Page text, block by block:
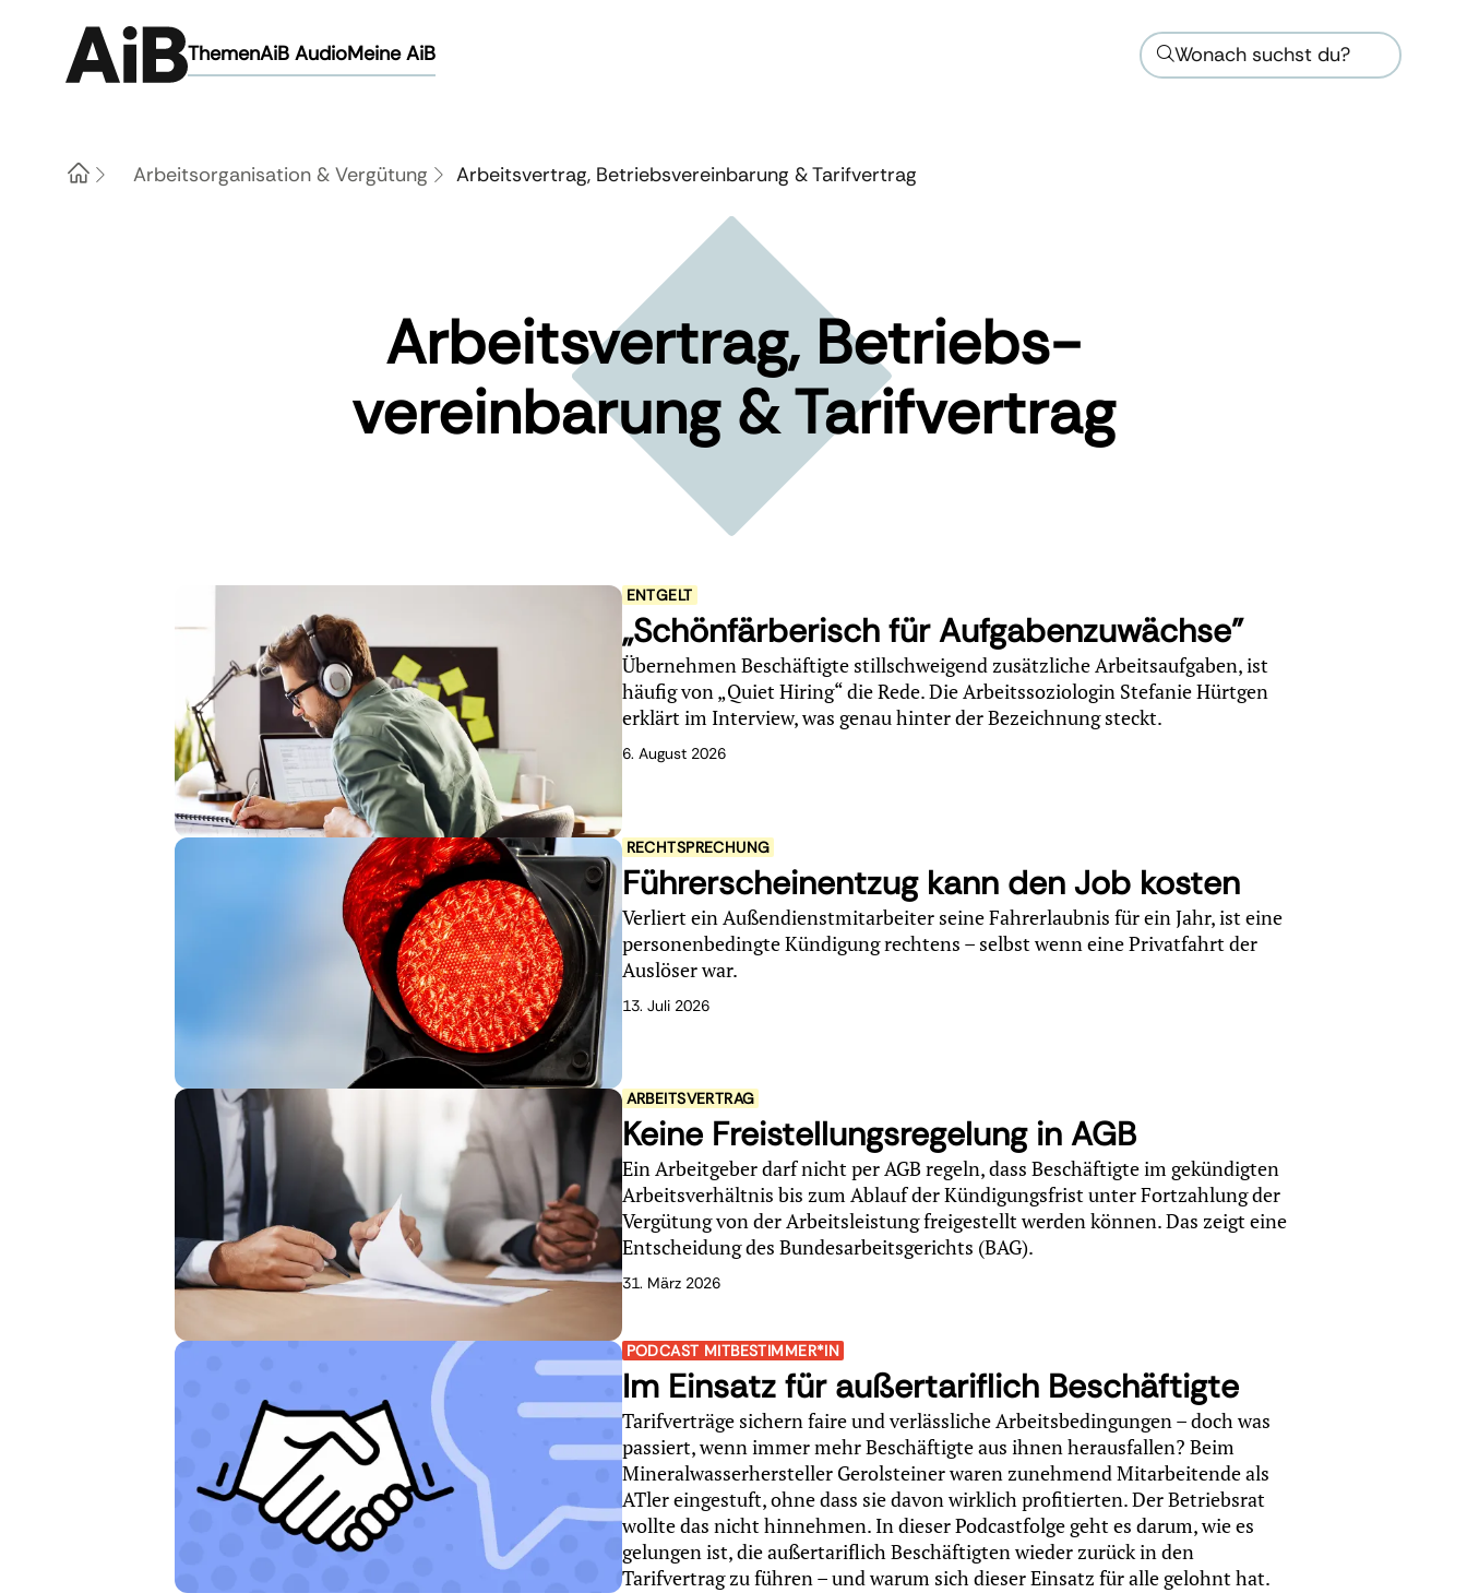
ThemenAiB AudioMeine AiB Wonach suchst du?
Home Arbeitsorganisation & Vergütung Arbeitsvertrag, Betriebsvereinbarung & Tarifvertrag
Arbeits­vertrag, Betriebs­
vereinbarung & Tarif­vertrag
ENTGELT
„Schönfärberisch für Aufgabenzuwächse"
Übernehmen Beschäftigte stillschweigend zusätzliche Arbeitsaufgaben, ist
häufig von „Quiet Hiring“ die Rede. Die Arbeitssoziologin Stefanie Hürtgen
erklärt im Interview, was genau hinter der Bezeichnung steckt.
6. August 2026
RECHTSPRECHUNG
Führerscheinentzug kann den Job kosten
Verliert ein Außendienstmitarbeiter seine Fahrerlaubnis für ein Jahr, ist eine
personenbedingte Kündigung rechtens – selbst wenn eine Privatfahrt der
Auslöser war.
13. Juli 2026
ARBEITSVERTRAG
Keine Freistellungsregelung in AGB
Ein Arbeitgeber darf nicht per AGB regeln, dass Beschäftigte im gekündigten
Arbeitsverhältnis bis zum Ablauf der Kündigungsfrist unter Fortzahlung der
Vergütung von der Arbeitsleistung freigestellt werden können. Das zeigt eine
Entscheidung des Bundesarbeitsgerichts (BAG).
31. März 2026
PODCAST MITBESTIMMER*IN
Im Einsatz für außertariflich Beschäftigte
Tarifverträge sichern faire und verlässliche Arbeitsbedingungen – doch was
passiert, wenn immer mehr Beschäftigte aus ihnen herausfallen? Beim
Mineralwasserhersteller Gerolsteiner waren zunehmend Mitarbeitende als
ATler eingestuft, ohne dass sie davon wirklich profitierten. Der Betriebsrat
wollte das nicht hinnehmen. In dieser Podcastfolge geht es darum, wie es
gelungen ist, die außertariflich Beschäftigten wieder zurück in den
Tarifvertrag zu führen – und warum sich dieser Einsatz für alle gelohnt hat.